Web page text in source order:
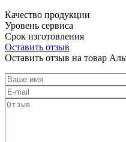
Качество продукции
Уровень сервиса
Срок изготовления
Оставить отзыв
Оставить отзыв на товар